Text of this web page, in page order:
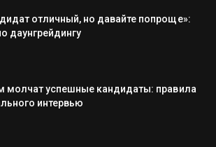
отличный, но давайте попроще»:
даунгрейдингу
молчат успешные кандидаты: правила
интервью